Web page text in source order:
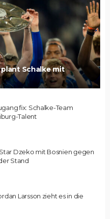
Schalke mit
fix: Schalke-Team
Talent
Dzeko mit Bosnien gegen
Stand
Larsson zieht es in die